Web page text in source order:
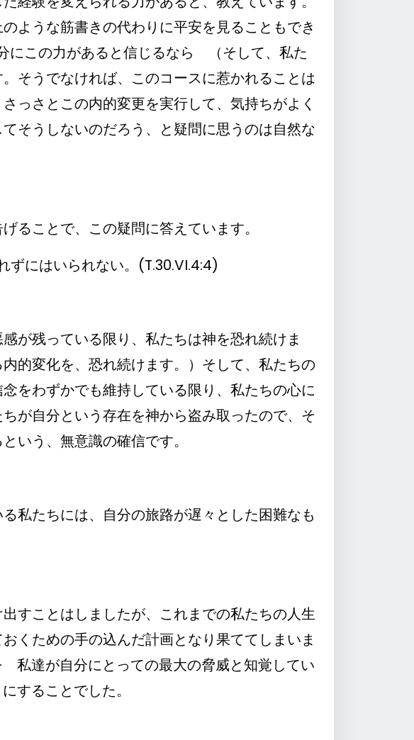
ような筋書きの代わりに平安を見ることもでき
にこの力があると信じるなら （そして、私た
そうでなければ、このコースに惹かれることは
っさとこの内的変更を実行して、気持ちがよく
そうしないのだろう、と疑問に思うのは自然な
ることで、この疑問に答えています。
ずにはいられない。(T.30.VI.4:4)
が残っている限り、私たちは神を恐れ続けま
的変化を、恐れ続けます。）そして、私たちの
をわずかでも維持している限り、私たちの心に
が自分という存在を神から盗み取ったので、そ
いう、無意識の確信です。
私たちには、自分の旅路が遅々とした困難なも
すことはしましたが、これまでの私たちの人生
くための手の込んだ計画となり果ててしまいま
達が自分にとっての最大の脅威と知覚してい
ることでした。